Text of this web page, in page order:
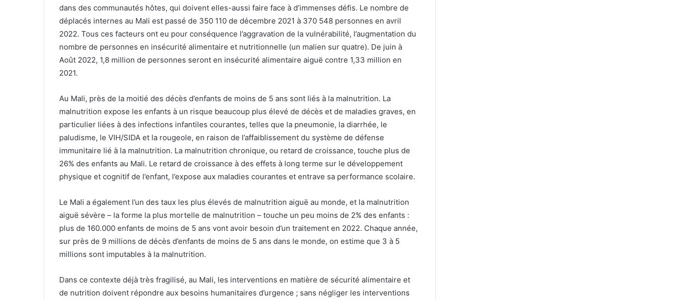
dans des communautés hôtes, qui doivent elles-aussi faire face à d’immenses défis. Le nombre de
déplacés internes au Mali est passé de 350 110 de décembre 2021 à 370 548 personnes en avril
2022. Tous ces facteurs ont eu pour conséquence l’aggravation de la vulnérabilité, l’augmentation du
nombre de personnes en insécurité alimentaire et nutritionnelle (un malien sur quatre). De juin à
Août 2022, 1,8 million de personnes seront en insécurité alimentaire aiguë contre 1,33 million en
2021.
Au Mali, près de la moitié des décès d’enfants de moins de 5 ans sont liés à la malnutrition. La
malnutrition expose les enfants à un risque beaucoup plus élevé de décès et de maladies graves, en
particulier liées à des infections infantiles courantes, telles que la pneumonie, la diarrhée, le
paludisme, le VIH/SIDA et la rougeole, en raison de l’affaiblissement du système de défense
immunitaire lié à la malnutrition. La malnutrition chronique, ou retard de croissance, touche plus de
26% des enfants au Mali. Le retard de croissance à des effets à long terme sur le développement
physique et cognitif de l’enfant, l’expose aux maladies courantes et entrave sa performance scolaire.
Le Mali a également l’un des taux les plus élevés de malnutrition aiguë au monde, et la malnutrition
aiguë sévère – la forme la plus mortelle de malnutrition – touche un peu moins de 2% des enfants :
plus de 160.000 enfants de moins de 5 ans vont avoir besoin d’un traitement en 2022. Chaque année,
sur près de 9 millions de décès d’enfants de moins de 5 ans dans le monde, on estime que 3 à 5
millions sont imputables à la malnutrition.
Dans ce contexte déjà très fragilisé, au Mali, les interventions en matière de sécurité alimentaire et
de nutrition doivent répondre aux besoins humanitaires d’urgence ; sans négliger les interventions